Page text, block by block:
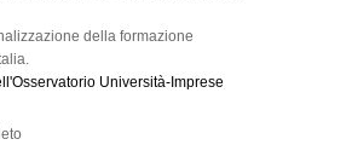
della formazione
Università-Imprese